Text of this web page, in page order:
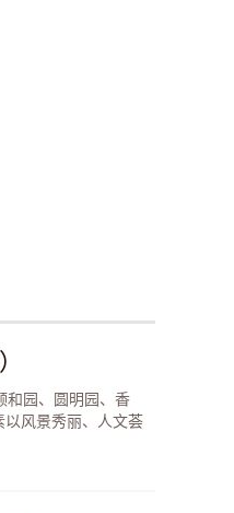
和园、圆明园、香
以风景秀丽、人文荟